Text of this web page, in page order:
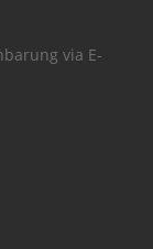
via E-